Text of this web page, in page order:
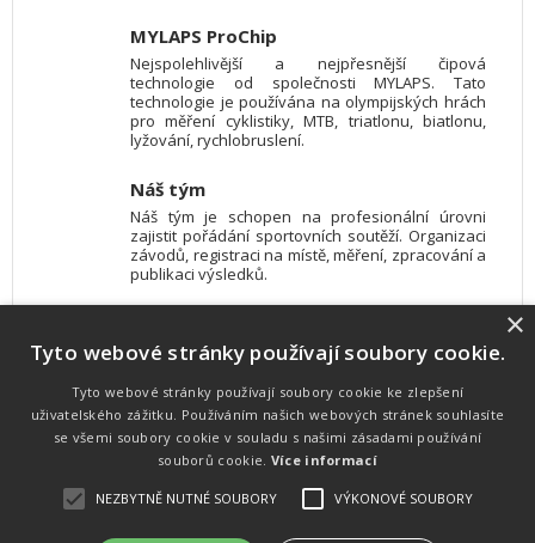
MYLAPS ProChip
Nejspolehlivější a nejpřesnější čipová
technologie od společnosti MYLAPS. Tato
technologie je používána na olympijských hrách
pro měření cyklistiky, MTB, triatlonu, biatlonu,
lyžování, rychlobruslení.
Náš tým
Náš tým je schopen na profesionální úrovni
zajistit pořádání sportovních soutěží. Organizaci
závodů, registraci na místě, měření, zpracování a
publikaci výsledků.
Pro měření, zpracování a publikaci výsledků
používáme software vyvinutý na zakázku. Lze
online publikovat výsledky komentátorovi na
obrazovky a s nepatrným zpožděním na
webových stránkách.
×
Tyto webové stránky používají soubory cookie.
Tyto webové stránky používají soubory cookie ke zlepšení
uživatelského zážitku. Používáním našich webových stránek souhlasíte
se všemi soubory cookie v souladu s našimi zásadami používání
souborů cookie. Více informací
NEZBYTNĚ NUTNÉ SOUBORY VÝKONOVÉ SOUBORY